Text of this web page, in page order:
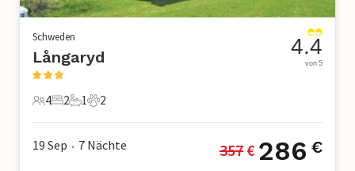
Schweden
Långaryd
4 Gäste
4
2 Schlafzimmer
2
1 Badezimmer
1
2 Haustiere
2
4.4
von 5
19 Sep • 7 Nächte 357 € 286 €